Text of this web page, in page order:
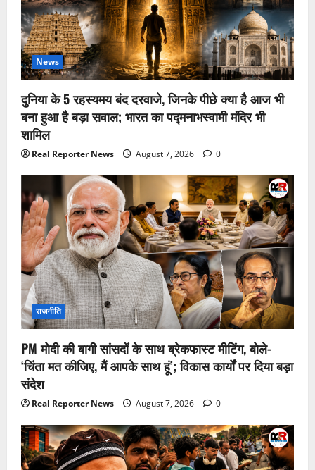
News
दुनिया के 5 रहस्यमय बंद दरवाजे, जिनके पीछे क्या है आज भी
बना हुआ है बड़ा सवाल; भारत का पद्मनाभस्वामी मंदिर भी
शामिल
Real Reporter News August 7, 2026 0
राजनीति
PM मोदी की बागी सांसदों के साथ ब्रेकफास्ट मीटिंग, बोले-
‘चिंता मत कीजिए, मैं आपके साथ हूं’; विकास कार्यों पर दिया बड़ा
संदेश
Real Reporter News August 7, 2026 0